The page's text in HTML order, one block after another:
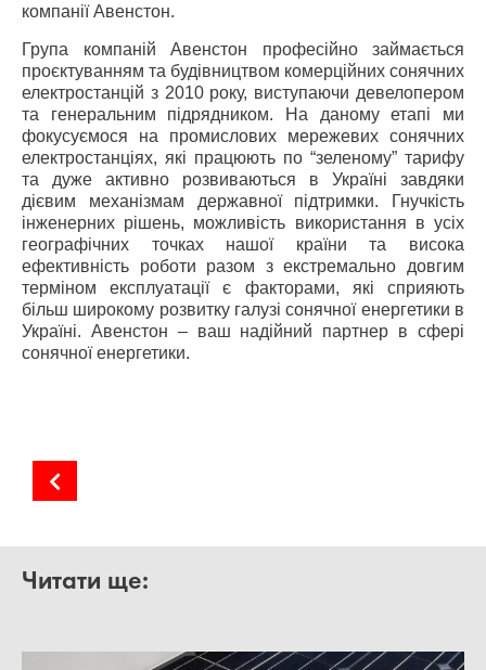
компанії Авенстон.
Група компаній Авенстон професійно займається
проєктуванням та будівництвом комерційних сонячних
електростанцій з 2010 року, виступаючи девелопером
та генеральним підрядником. На даному етапі ми
фокусуємося на промислових мережевих сонячних
електростанціях, які працюють по “зеленому” тарифу
та дуже активно розвиваються в Україні завдяки
дієвим механізмам державної підтримки. Гнучкість
інженерних рішень, можливість використання в усіх
географічних точках нашої країни та висока
ефективність роботи разом з екстремально довгим
терміном експлуатації є факторами, які сприяють
більш широкому розвитку галузі сонячної енергетики в
Україні. Авенстон – ваш надійний партнер в сфері
сонячної енергетики.
Читати ще: